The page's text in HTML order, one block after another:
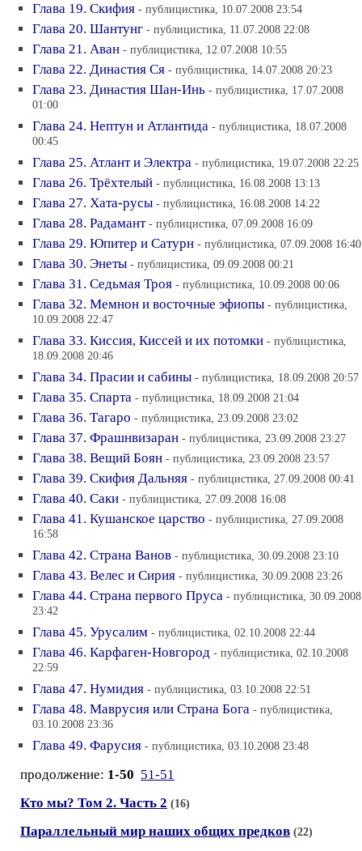
Глава 19. Скифия - публицистика, 10.07.2008 23:54
Глава 20. Шантунг - публицистика, 11.07.2008 22:08
Глава 21. Аван - публицистика, 12.07.2008 10:55
Глава 22. Династия Ся - публицистика, 14.07.2008 20:23
Глава 23. Династия Шан-Инь - публицистика, 17.07.2008
01:00
Глава 24. Нептун и Атлантида - публицистика, 18.07.2008
00:45
Глава 25. Атлант и Электра - публицистика, 19.07.2008 22:25
Глава 26. Трёхтелый - публицистика, 16.08.2008 13:13
Глава 27. Хата-русы - публицистика, 16.08.2008 14:22
Глава 28. Радамант - публицистика, 07.09.2008 16:09
Глава 29. Юпитер и Сатурн - публицистика, 07.09.2008 16:40
Глава 30. Энеты - публицистика, 09.09.2008 00:21
Глава 31. Седьмая Троя - публицистика, 10.09.2008 00:06
Глава 32. Мемнон и восточные эфиопы - публицистика,
10.09.2008 22:47
Глава 33. Киссия, Киссей и их потомки - публицистика,
18.09.2008 20:46
Глава 34. Прасии и сабины - публицистика, 18.09.2008 20:57
Глава 35. Спарта - публицистика, 18.09.2008 21:04
Глава 36. Тагаро - публицистика, 23.09.2008 23:02
Глава 37. Фрашнвизаран - публицистика, 23.09.2008 23:27
Глава 38. Вещий Боян - публицистика, 23.09.2008 23:57
Глава 39. Скифия Дальняя - публицистика, 27.09.2008 00:41
Глава 40. Саки - публицистика, 27.09.2008 16:08
Глава 41. Кушанское царство - публицистика, 27.09.2008
16:58
Глава 42. Страна Ванов - публицистика, 30.09.2008 23:10
Глава 43. Велес и Сирия - публицистика, 30.09.2008 23:26
Глава 44. Страна первого Пруса - публицистика, 30.09.2008
23:42
Глава 45. Урусалим - публицистика, 02.10.2008 22:44
Глава 46. Карфаген-Новгород - публицистика, 02.10.2008
22:59
Глава 47. Нумидия - публицистика, 03.10.2008 22:51
Глава 48. Маврусия или Страна Бога - публицистика,
03.10.2008 23:36
Глава 49. Фарусия - публицистика, 03.10.2008 23:48
продолжение: 1-50 51-51
Кто мы? Том 2. Часть 2 (16)
Параллельный мир наших общих предков (22)